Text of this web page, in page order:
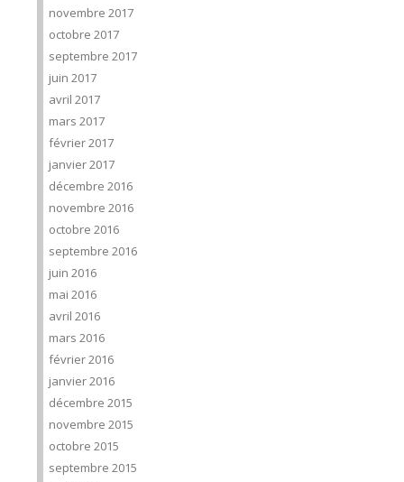
novembre 2017
octobre 2017
septembre 2017
juin 2017
avril 2017
mars 2017
février 2017
janvier 2017
décembre 2016
novembre 2016
octobre 2016
septembre 2016
juin 2016
mai 2016
avril 2016
mars 2016
février 2016
janvier 2016
décembre 2015
novembre 2015
octobre 2015
septembre 2015